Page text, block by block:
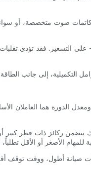
كاتمات صوت متخصصة، أو
- على التسعير. فقد تؤدي
الدورة هما العاملان
ركائز ذات قطر كبير
صيانة أطول، ووقت توقف